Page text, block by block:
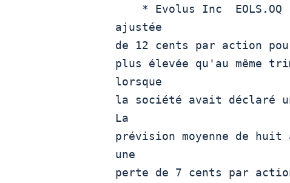
ajustée
de 12 cents par action
plus élevée qu'au même
lorsque
la société avait déclaré
La
prévision moyenne de
une
perte de 7 cents par